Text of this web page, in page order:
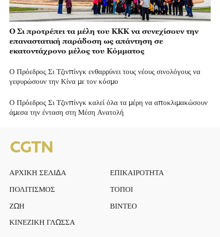
Ο Σι προτρέπει τα μέλη του ΚΚΚ να συνεχίσουν την
επαναστατική παράδοση ως απάντηση σε
εκατοντάχρονο μέλος του Κόμματος
Ο Πρόεδρος Σι Τζινπίνγκ ενθαρρύνει τους νέους σινολόγους να
γεφυρώσουν την Κίνα με τον κόσμο
Ο Πρόεδρος Σι Τζινπίνγκ καλεί όλα τα μέρη να αποκλιμακώσουν
άμεσα την ένταση στη Μέση Ανατολή
ΑΡΧΙΚΗ ΣΕΛΙΔΑ
ΕΠΙΚΑΙΡΟΤΗΤΑ
ΠΟΛΙΤΙΣΜΟΣ
ΤΟΠΟΙ
ΖΩΗ
ΒΙΝΤΕΟ
ΚΙΝΕΖΙΚΗ ΓΛΩΣΣΑ